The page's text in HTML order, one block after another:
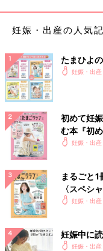
妊娠・出産の人気
たまひよ
妊娠・出産
初めて妊
む本『初
妊娠・出産
まるごと1
〈スペシ
妊娠・出産
妊娠中に
妊娠・出産